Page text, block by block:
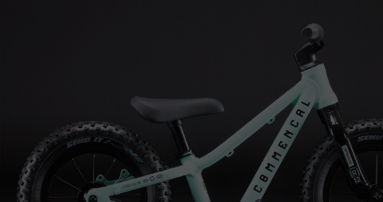
Austria, Österreich
Azerbaiyán, Azərbaycan
Bahamas
Bangladés, Bangladesh বাংলাদেশ
Barbados
Baréin, البحرينAl-Bahrayn
Bélgica, België, Belgique, Belgien